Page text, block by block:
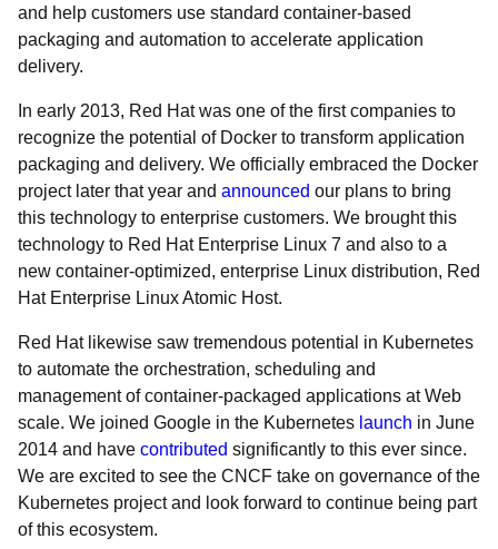
and help customers use standard container-based
packaging and automation to accelerate application
delivery.
In early 2013, Red Hat was one of the first companies to
recognize the potential of Docker to transform application
packaging and delivery. We officially embraced the Docker
project later that year and announced our plans to bring
this technology to enterprise customers. We brought this
technology to Red Hat Enterprise Linux 7 and also to a
new container-optimized, enterprise Linux distribution, Red
Hat Enterprise Linux Atomic Host.
Red Hat likewise saw tremendous potential in Kubernetes
to automate the orchestration, scheduling and
management of container-packaged applications at Web
scale. We joined Google in the Kubernetes launch in June
2014 and have contributed significantly to this ever since.
We are excited to see the CNCF take on governance of the
Kubernetes project and look forward to continue being part
of this ecosystem.